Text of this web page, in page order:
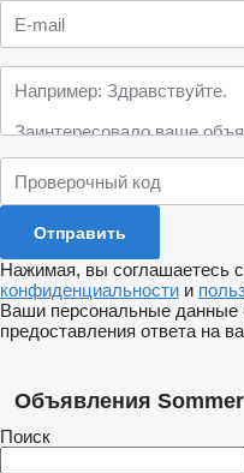
Нажимая, вы соглашаетесь
конфиденциальности и
Ваши персональные
предоставления ответа на
Объявления Sommer
Поиск